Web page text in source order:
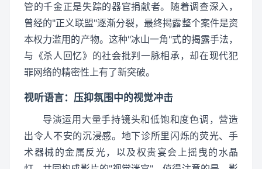
管的千金正是失踪的器官捐献者。随着调查深入，
曾经的"正义联盟"逐渐分裂，最终揭露整个案件是资
本权力滥用的产物。这种"冰山一角"式的揭露手法，
与《杀人回忆》的社会批判一脉相承，却在现代犯
罪网络的精密性上有了新突破。
视听语言：压抑氛围中的视觉冲击
导演运用大量手持镜头和低饱和度色调，营造
出令人不安的沉浸感。地下诊所里闪烁的荧光、手
术器械的金属反光，以及权贵宴会上摇曳的水晶